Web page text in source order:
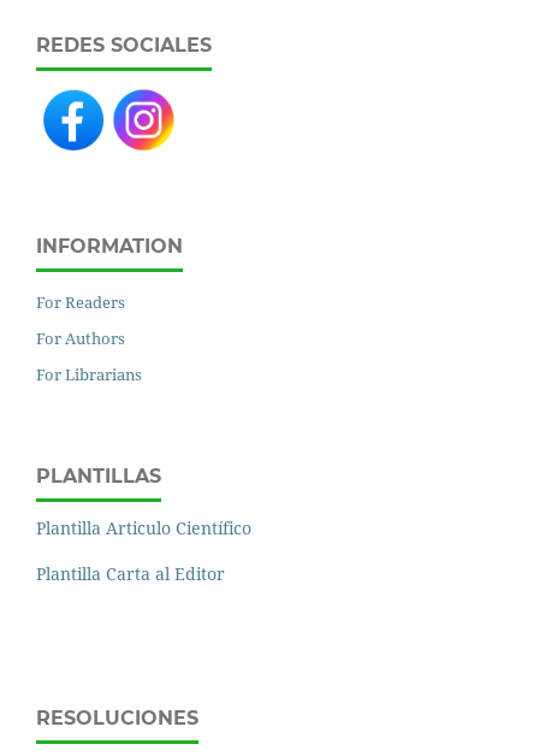
REDES SOCIALES
INFORMATION
For Readers
For Authors
For Librarians
PLANTILLAS
Plantilla Articulo Científico
Plantilla Carta al Editor
RESOLUCIONES